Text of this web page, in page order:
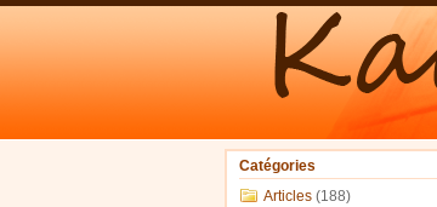
Catégories
Articles(188)